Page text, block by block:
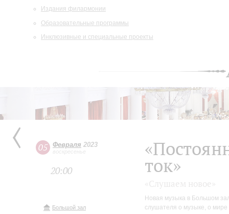
Издания филармонии
Образовательные программы
Инклюзивные и специальные проекты
05 Февраля 2023
воскресенье
20:00
Большой зал
ток»
Новая музыка в Большом
слушателя о музыке, о